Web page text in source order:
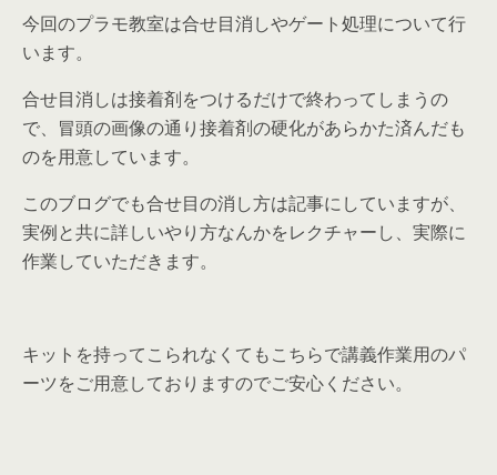
今回のプラモ教室は合せ目消しやゲート処理について行
います。
合せ目消しは接着剤をつけるだけで終わってしまうの
で、冒頭の画像の通り接着剤の硬化があらかた済んだも
のを用意しています。
このブログでも合せ目の消し方は記事にしていますが、
実例と共に詳しいやり方なんかをレクチャーし、実際に
作業していただきます。
キットを持ってこられなくてもこちらで講義作業用のパ
ーツをご用意しておりますのでご安心ください。